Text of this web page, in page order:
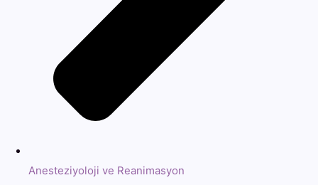
Anesteziyoloji ve Reanimasyon